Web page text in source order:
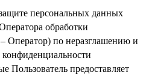
персональных данных
обработки
Оператор) по неразглашению и
Пользователь предоставляет